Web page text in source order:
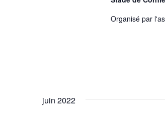
Organisé par
juin 2022